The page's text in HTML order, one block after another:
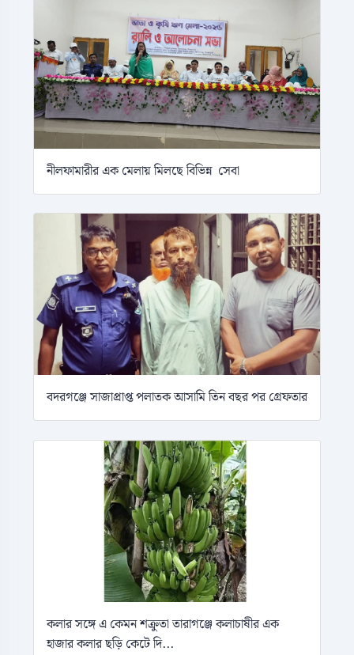
নীলফামারীর এক মেলায় মিলছে বিভিন্ন সেবা
বদরগঞ্জে সাজাপ্রাপ্ত পলাতক আসামি তিন বছর পর গ্রেফতার
কলার সঙ্গে এ কেমন শক্রুতা তারাগঞ্জে কলাচাষীর এক
হাজার কলার ছড়ি কেটে দি...